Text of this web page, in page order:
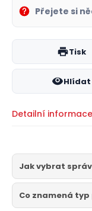
Přejete si
Tisk
Hlídat
Detailní informace
Jak vybrat
Co znamená